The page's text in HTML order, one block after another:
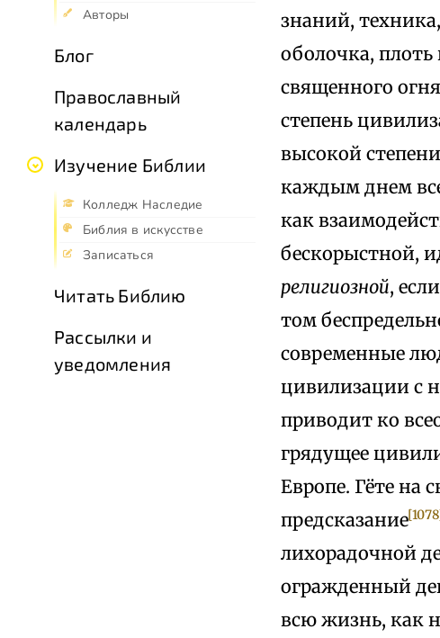
Авторы
Блог
Православный
календарь
Изучение Библии
Колледж Наследие
Библия в искусстве
Записаться
Читать Библию
Рассылки и
уведомления
знаний,
оболочка, плоть
священного
степень
высокой
каждым днем
как
бескорыстной,
религиозной,
том
современные
цивилизации с
приводит ко
грядущее
Европе. Гёте на
предсказание
лихорадочной
огражденный
всю жизнь, как